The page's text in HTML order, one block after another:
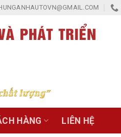
HÀNG LIÊN HỆ